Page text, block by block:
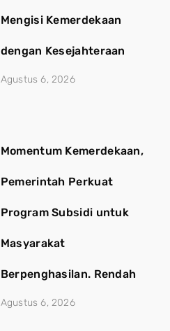
Mengisi Kemerdekaan
dengan Kesejahteraan
Agustus 6, 2026
Momentum Kemerdekaan,
Pemerintah Perkuat
Program Subsidi untuk
Masyarakat
Berpenghasilan. Rendah
Agustus 6, 2026